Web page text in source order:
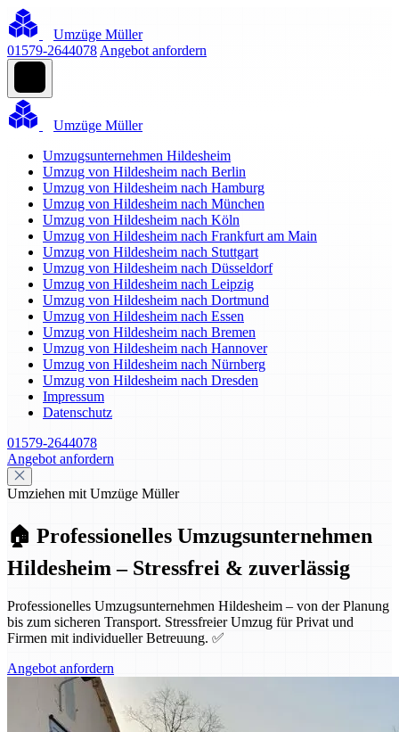
Umzüge Müller
01579-2644078 Angebot anfordern
Umzüge Müller
Umzugsunternehmen Hildesheim
Umzug von Hildesheim nach Berlin
Umzug von Hildesheim nach Hamburg
Umzug von Hildesheim nach München
Umzug von Hildesheim nach Köln
Umzug von Hildesheim nach Frankfurt am Main
Umzug von Hildesheim nach Stuttgart
Umzug von Hildesheim nach Düsseldorf
Umzug von Hildesheim nach Leipzig
Umzug von Hildesheim nach Dortmund
Umzug von Hildesheim nach Essen
Umzug von Hildesheim nach Bremen
Umzug von Hildesheim nach Hannover
Umzug von Hildesheim nach Nürnberg
Umzug von Hildesheim nach Dresden
Impressum
Datenschutz
01579-2644078
Angebot anfordern
Umziehen mit Umzüge Müller
🏠 Professionelles Umzugsunternehmen
Hildesheim – Stressfrei & zuverlässig
Professionelles Umzugsunternehmen Hildesheim – von der Planung
bis zum sicheren Transport. Stressfreier Umzug für Privat und
Firmen mit individueller Betreuung. ✅
Angebot anfordern